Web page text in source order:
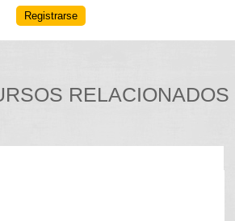
Registrarse
RELACIONADOS